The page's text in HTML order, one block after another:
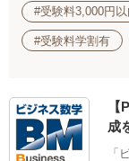
#受験料3,000円以
#受験料学割有
成
「